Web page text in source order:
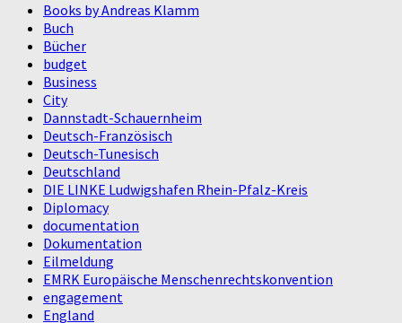
Books by Andreas Klamm
Buch
Bücher
budget
Business
City
Dannstadt-Schauernheim
Deutsch-Französisch
Deutsch-Tunesisch
Deutschland
DIE LINKE Ludwigshafen Rhein-Pfalz-Kreis
Diplomacy
documentation
Dokumentation
Eilmeldung
EMRK Europäische Menschenrechtskonvention
engagement
England